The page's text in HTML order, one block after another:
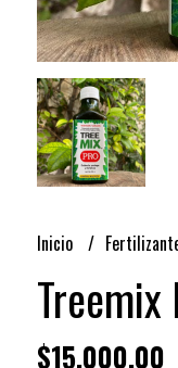
Inicio
$15.000,00